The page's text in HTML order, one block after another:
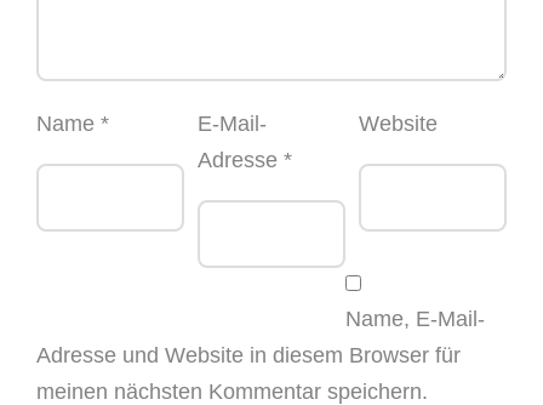
Name *
E-Mail-
Adresse*
Website
Name, E-Mail-
Adresse und Website in diesem Browser für
meinen nächsten Kommentar speichern.